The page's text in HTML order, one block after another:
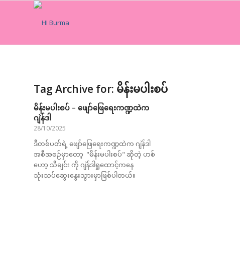
Tag Archive for: မိန်းမပါးစပ်
မိန်းမပါးစပ် – ဖျော်ဖြေရေးကဏ္ဍထဲက
ဂျဲန်ဒါ
28/10/2025
ဒီတစ်ပတ်ရဲ့ ဖျော်ဖြေရေးကဏ္ဍထဲက ဂျဲန်ဒါ
အစီအစဉ်မှာတော့ "မိန်းမပါးစပ်" ဆိုတဲ့ ဟစ်
ဟော့ သီချင်း ကို ဂျဲန်ဒါရှုထောင့်ကနေ
သုံးသပ်ဆွေးနွေးသွားမှာဖြစ်ပါတယ်။